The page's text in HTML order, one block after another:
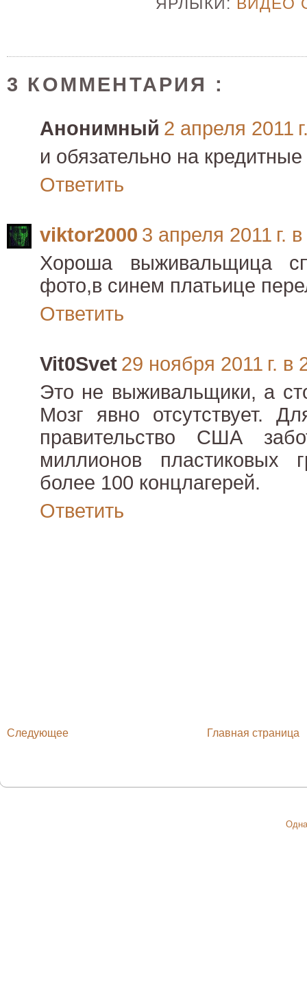
ЯРЛЫКИ: ВИДЕО
3 КОММЕНТАРИЯ :
Анонимный 2 апреля 2011
и обязательно на
Ответить
viktor2000 3 апреля 2011 г.
Хороша выживальщица
фото,в синем платьице
Ответить
Vit0Svet 29 ноября 2011 г. в
Это не выживальщики, а
Мозг явно отсутствует.
правительство США
миллионов пластиковых
более 100 концлагерей.
Ответить
Следующее Главная страница